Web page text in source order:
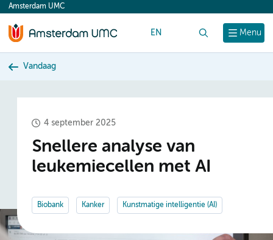
content
Menu
Amsterdam UMC
EN
Vandaag
4 september 2025
Snellere analyse van
leukemiecellen met AI
Biobank Kanker Kunstmatige intelligentie (AI)